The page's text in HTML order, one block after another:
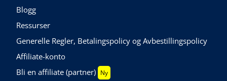
Blogg
Ressurser
Generelle Regler, Betalingspolicy og Avbestillingspolicy
Affiliate-konto
Bli en affiliate (partner) Ny